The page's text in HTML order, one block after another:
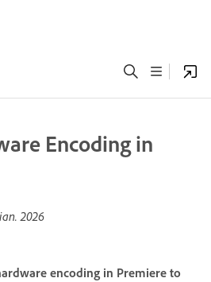
Encoding in
2026
encoding in Premiere to